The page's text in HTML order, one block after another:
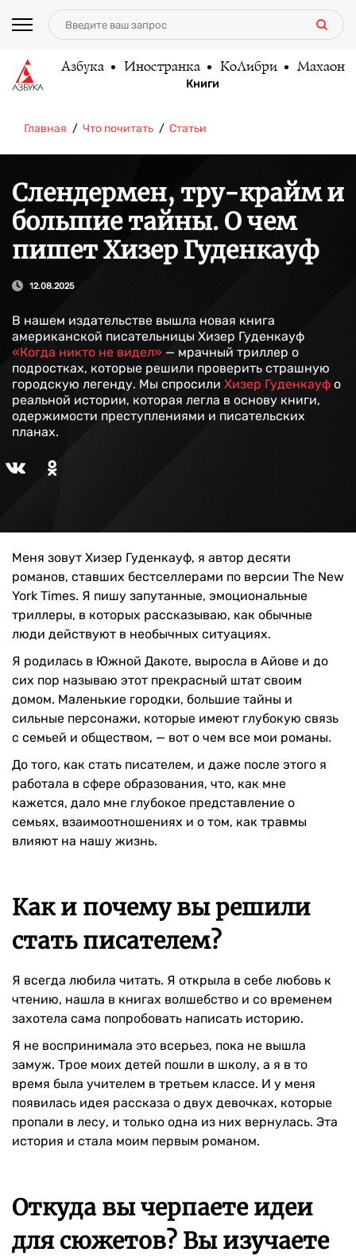
Азбука Иностранка КоЛибри Махаон
Книги
Главная Что почитать Статьи
Слендермен, тру-крайм и
большие тайны. О чем
пишет Хизер Гуденкауф
12.08.2025
В нашем издательстве вышла новая книга
американской писательницы Хизер Гуденкауф
«Когда никто не видел» — мрачный триллер о
подростках, которые решили проверить страшную
городскую легенду. Мы спросили Хизер Гуденкауф о
реальной истории, которая легла в основу книги,
одержимости преступлениями и писательских
планах.
Меня зовут Хизер Гуденкауф, я автор десяти
романов, ставших бестселлерами по версии The New
York Times. Я пишу запутанные, эмоциональные
триллеры, в которых рассказываю, как обычные
люди действуют в необычных ситуациях.
Я родилась в Южной Дакоте, выросла в Айове и до
сих пор называю этот прекрасный штат своим
домом. Маленькие городки, большие тайны и
сильные персонажи, которые имеют глубокую связь
с семьей и обществом, — вот о чем все мои романы.
До того, как стать писателем, и даже после этого я
работала в сфере образования, что, как мне
кажется, дало мне глубокое представление о
семьях, взаимоотношениях и о том, как травмы
влияют на нашу жизнь.
Как и почему вы решили
стать писателем?
Я всегда любила читать. Я открыла в себе любовь к
чтению, нашла в книгах волшебство и со временем
захотела сама попробовать написать историю.
Я не воспринимала это всерьез, пока не вышла
замуж. Трое моих детей пошли в школу, а я в то
время была учителем в третьем классе. И у меня
появилась идея рассказа о двух девочках, которые
пропали в лесу, и только одна из них вернулась. Эта
история и стала моим первым романом.
Откуда вы черпаете идеи
для сюжетов? Вы изучаете